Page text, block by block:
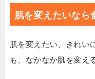
肌を変えたいなら
肌を変えたい、きれい
も、なかなか肌を変え